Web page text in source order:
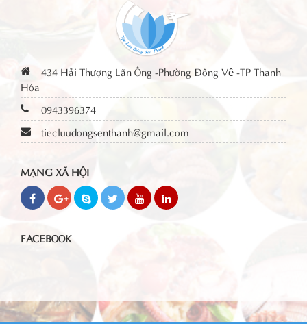
434 Hải Thượng Lãn Ông -Phường Đông Vệ -TP Thanh
Hóa
0943396374
tiecluudongsenthanh@gmail.com
MẠNG XÃ HỘI
FACEBOOK